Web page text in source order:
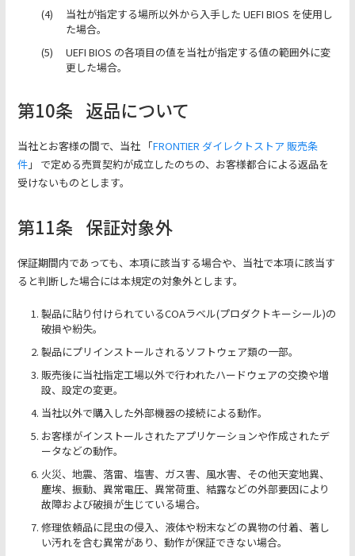
当社が指定する場所以外から入手した UEFI BIOS を使用し
た場合。
UEFI BIOS の各項目の値を当社が指定する値の範囲外に変
更した場合。
第10条 返品について
当社とお客様の間で、当社 「FRONTIER ダイレクトストア 販売条
件 」 で定める売買契約が成立したのちの、お客様都合による返品を
受けないものとします。
第11条 保証対象外
保証期間内であっても、本項に該当する場合や、当社で本項に該当す
ると判断した場合には本規定の対象外とします。
製品に貼り付けられているCOAラベル(プロダクトキーシール)の
破損や紛失。
製品にプリインストールされるソフトウェア類の一部。
販売後に当社指定工場以外で行われたハードウェアの交換や増
設、設定の変更。
当社以外で購入した外部機器の接続による動作。
お客様がインストールされたアプリケーションや作成されたデ
ータなどの動作。
火災、地震、落雷、塩害、ガス害、風水害、その他天変地異、
塵埃、振動、異常電圧、異常荷重、結露などの外部要因により
故障および破損が生じている場合。
修理依頼品に昆虫の侵入、液体や粉末などの異物の付着、著し
い汚れを含む異常があり、動作が保証できない場合。